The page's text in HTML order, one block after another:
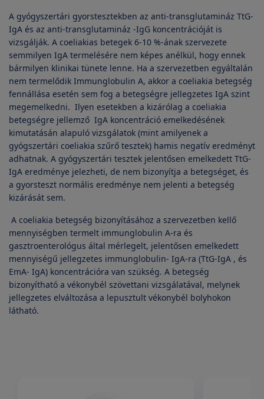
A gyógyszertári gyorstesztekben az anti-transglutamináz TtG-
IgA és az anti-transglutamináz -IgG koncentrációját is
vizsgálják. A coeliakias betegek 6-10 %-ának szervezete
semmilyen IgA termelésére nem képes anélkül, hogy ennek
bármilyen klinikai tünete lenne. Ha a szervezetben egyáltalán
nem termelődik Immunglobulin A, akkor a coeliakia betegség
fennállása esetén sem fog a betegségre jellegzetes IgA szint
megemelkedni. Ilyen esetekben a kizárólag a coeliakia
betegségre jellemző IgA koncentráció emelkedésének
kimutatásán alapuló vizsgálatok (mint amilyenek a
gyógszertári coeliakia szűrő tesztek) hamis negatív eredményt
adhatnak. A gyógyszertári tesztek jelentősen emelkedett TtG-
IgA eredménye jelezheti, de nem bizonyítja a betegséget, és
a gyorsteszt normális eredménye nem jelenti a betegség
kizárását sem.
A coeliakia betegség bizonyításához a szervezetben kellő
mennyiségben termelt immunglobulin A-ra és
gasztroenterológus által mérlegelt, jelentősen emelkedett
mennyiségű jellegzetes immunglobulin- IgA-ra (TtG-IgA , és
EmA- IgA) koncentrációra van szükség. A betegség
bizonyítható a vékonybél szövettani vizsgálatával, melynek
jellegzetes elváltozása a lepusztult vékonybél bolyhokon
látható.